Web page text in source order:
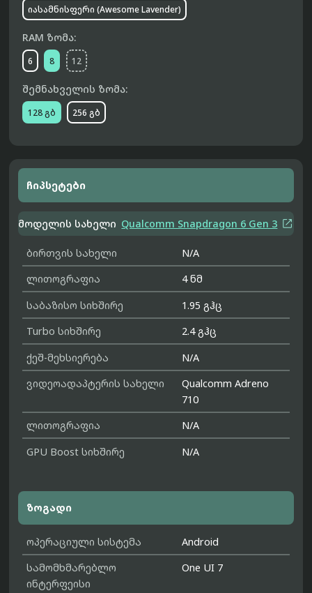
იასამნისფერი (Awesome Lavender)
RAM ზომა:
6 8 12
შემნახველის ზომა:
128 გბ 256 გბ
ჩიპსეტები
მოდელის სახელი Qualcomm Snapdragon 6 Gen 3 
ბირთვის სახელი
N/A
ლითოგრაფია
4 ნმ
საბაზისო სიხშირე
1.95 გჰც
Turbo სიხშირე
2.4 გჰც
ქეშ-მეხსიერება
N/A
ვიდეოადაპტერის სახელი
Qualcomm Adreno
710
ლითოგრაფია
N/A
GPU Boost სიხშირე
N/A
ზოგადი
ოპერაციული სისტემა
Android
სამომხმარებლო
ინტერფეისი
One UI 7